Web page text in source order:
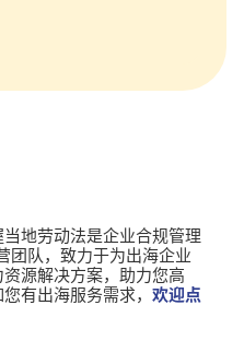
地劳动法是企业合规管理
团队，致力于为出海企业
源解决方案，助力您高
有出海服务需求， 欢迎点